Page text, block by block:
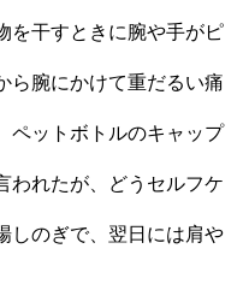
を干すときに腕や手がピ
ら腕にかけて重だるい痛
ペットボトルのキャップ
われたが、どうセルフケ
しのぎで、翌日には肩や